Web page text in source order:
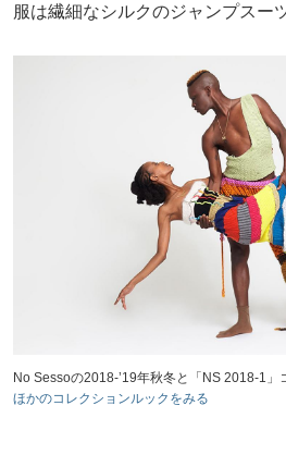
服は繊細なシルクのジャンプスー
No Sessoの2018-’19年秋冬と「NS 2018-1」
ほかのコレクションルックをみる